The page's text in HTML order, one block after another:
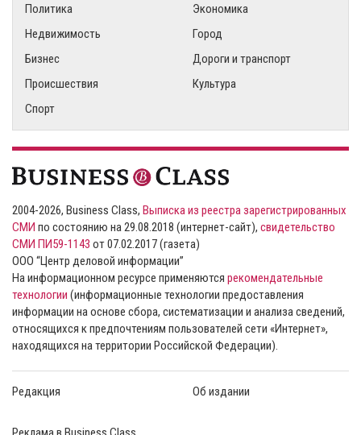
Политика
Экономика
Недвижимость
Город
Бизнес
Дороги и транспорт
Происшествия
Культура
Спорт
2004-2026, Business Class, Выписка из реестра зарегистрированных
СМИ по состоянию на 29.08.2018 (интернет-сайт), свидетельство
СМИ ПИ59-1143 от 07.02.2017 (газета)
ООО “Центр деловой информации”
На информационном ресурсе применяются рекомендательные
технологии (информационные технологии предоставления
информации на основе сбора, систематизации и анализа сведений,
относящихся к предпочтениям пользователей сети «Интернет»,
находящихся на территории Российской Федерации).
Редакция Об издании